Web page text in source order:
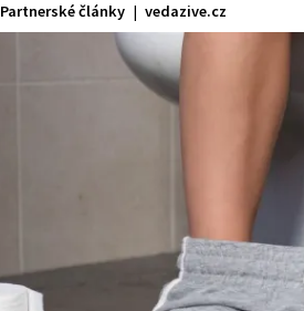
Partnerské články | vedazive.cz